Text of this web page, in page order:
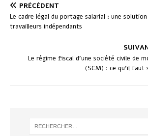
PRÉCÉDENT
Le cadre légal du portage salarial : une
travailleurs indépendants
Le régime fiscal d’une société civile de
(SCM) : ce qu’il faut